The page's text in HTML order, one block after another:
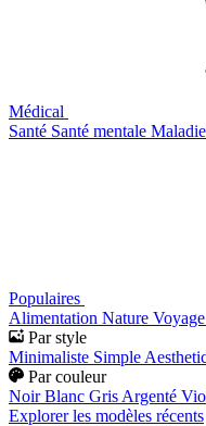
Médical
Santé Santé mentale Maladie
Populaires
Alimentation Nature Voyage
Par style
Minimaliste Simple
Par couleur
Noir Blanc Gris Argenté
Explorer les modèles récents